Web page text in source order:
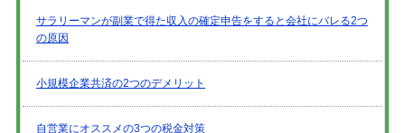
サラリーマンが副業で得た収入の確定申告をすると会社にバレる2つ
の原因
小規模企業共済の2つのデメリット
自営業にオススメの3つの税金対策